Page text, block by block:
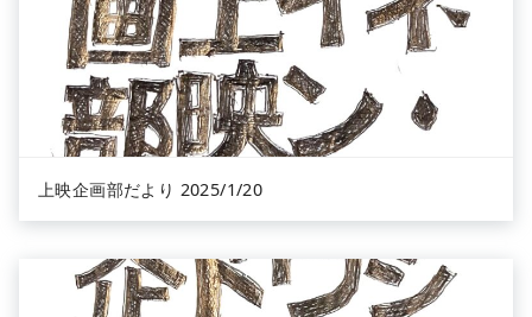
上映企画部だより 2025/1/20